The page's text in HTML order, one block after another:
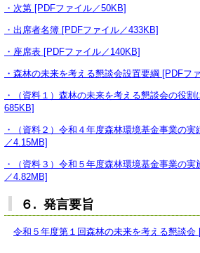
・次第 [PDFファイル／50KB]
・出席者名簿 [PDFファイル／433KB]
・座席表 [PDFファイル／140KB]
・森林の未来を考える懇談会設置要綱 [PDFフ
・（資料１）森林の未来を考える懇談会の役
685KB]
・（資料２）令和４年度森林環境基金事業の
／4.15MB]
・（資料３）令和５年度森林環境基金事業の
／4.82MB]
６. 発言要旨
令和５年度第１回森林の未来を考える懇談会